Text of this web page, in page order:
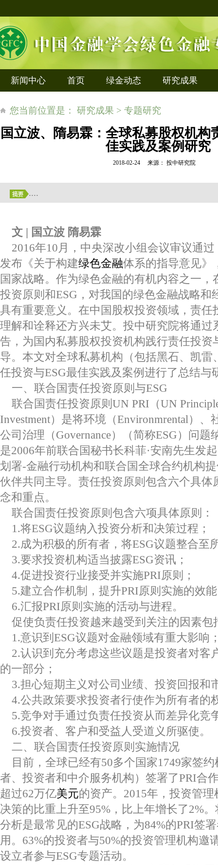
新闻中心 首页 绿金动态 研究成果
您当前位置是： 研究成果 > 专题研究
国立波、隋易霖：全球私募股权机构
佳实践及案例研究
2018-02-24 来源： 投中研究院
....
文 | 国立波 隋易霖
2016年10月，中央深改小组会议审议通
发布《关于构建绿色金融体系的指导意见》
国家战略。作为绿色金融的有机内容之一，
投资原则和ESG，对我国的绿色金融战略和
具有重要意义。在中国股权投资领域，责任
理解和诠释还方兴未艾。投中研究院将通过
告，为国内私募股权投资机构践行责任投资
导。本文对全球私募机构（包括黑石、凯雷
任投资与ESG最佳实践及案例进行了总结与
一、联合国责任投资原则与ESG
联合国责任投资原则UN PRI（UN
Investment）是将环境（Environmrental）、
公司治理（Governance）（简称ESG）问题
是2006年前联合国秘书长科菲·安南先生发
划署-金融行动机构和联合国全球合约机构
伙伴共同主导。责任投资原则包含六个具体
念和重点。
联合国责任投资原则包含六项具体原则：
1.将ESG议题纳入投资分析和决策过程；
2.成为积极的所有者，将ESG议题整合至
3.要求投资机构适当披露ESG资讯；
4.促进投资行业接受并实施PRI原则；
5.建立合作机制，提升PRI原则实施的效
6.汇报PRI原则实施的活动与进程。
促使负责任投资越来越受到关注的因素包
1.意识到ESG议题对金融领域有重大影响
2.认识到充分考虑这些议题是投资者对客
的一部分；
3.担心短期主义对公司业绩、投资回报和
4.公共政策要求投资者行使作为所有者的
5.竞争对手通过负责任投资从而差异化竞
6.投资者、客户和受益人受道义所驱使。
二、联合国责任投资原则实施情况
目前，全球已经有50多个国家1749家签
者、投资者和中介服务机构）签署了PRI合
超过62万亿美元的资产。2015年，投资管
决策的比重上升至95%，比上年增长了2%
分析是最常见的ESG战略，为84%的PRI签
用。63%的投资者与50%的投资管理机构邀
设立者参与ESG专题活动。